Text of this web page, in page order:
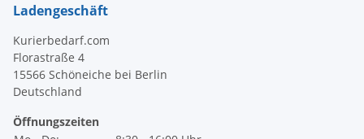
Ladengeschäft
Kurierbedarf.com
Florastraße 4
15566 Schöneiche bei Berlin
Deutschland
Öffnungszeiten